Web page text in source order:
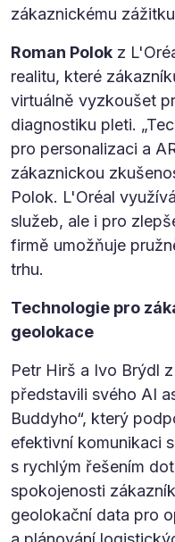
zákaznickému
Roman Polok z
realitu, které
virtuálně vyzkoušet
diagnostiku pleti.
pro personalizaci a
zákaznickou
Polok. L'Oréal
služeb, ale i pro
firmě umožňuje
trhu.
Technologie pro
geolokace
Petr Hirš a Ivo Brýdl
představili svého AI
Buddyho“, který
efektivní komunikaci
s rychlým řešením
spokojenosti
geolokační data pro